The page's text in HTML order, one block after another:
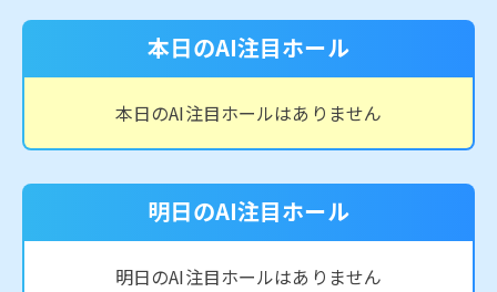
本日のAI注目ホール
本日のAI注目ホールはありません
明日のAI注目ホール
明日のAI注目ホールはありません